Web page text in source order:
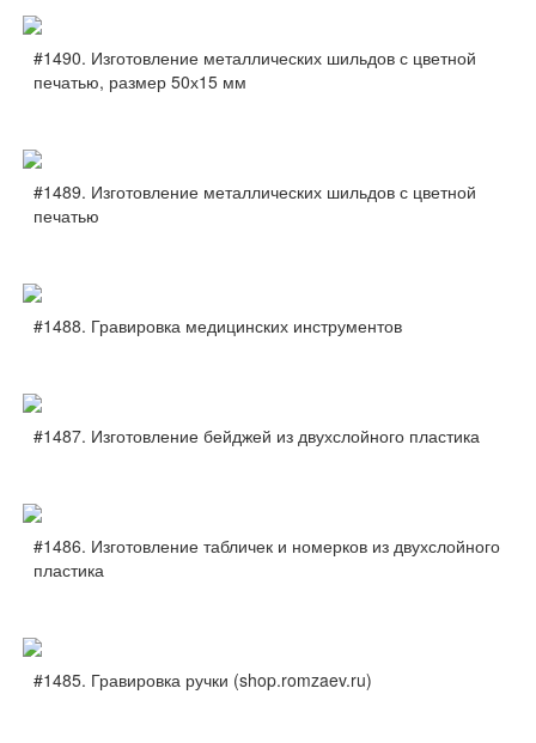
#1490. Изготовление металлических шильдов с цветной
печатью, размер 50х15 мм
#1489. Изготовление металлических шильдов с цветной
печатью
#1488. Гравировка медицинских инструментов
#1487. Изготовление бейджей из двухслойного пластика
#1486. Изготовление табличек и номерков из двухслойного
пластика
#1485. Гравировка ручки (shop.romzaev.ru)